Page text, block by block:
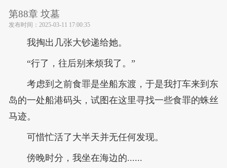
第88章 坟墓
发布时间： 2025-03-11 17:00:35
我掏出几张大钞递给她。
“行了，往后别来烦我了。”
考虑到之前食罪是坐船东渡，于是我打车来到东
岛的一处船港码头，试图在这里寻找一些食罪的蛛丝
马迹。
可惜忙活了大半天并无任何发现。
傍晚时分，我坐在海边的......